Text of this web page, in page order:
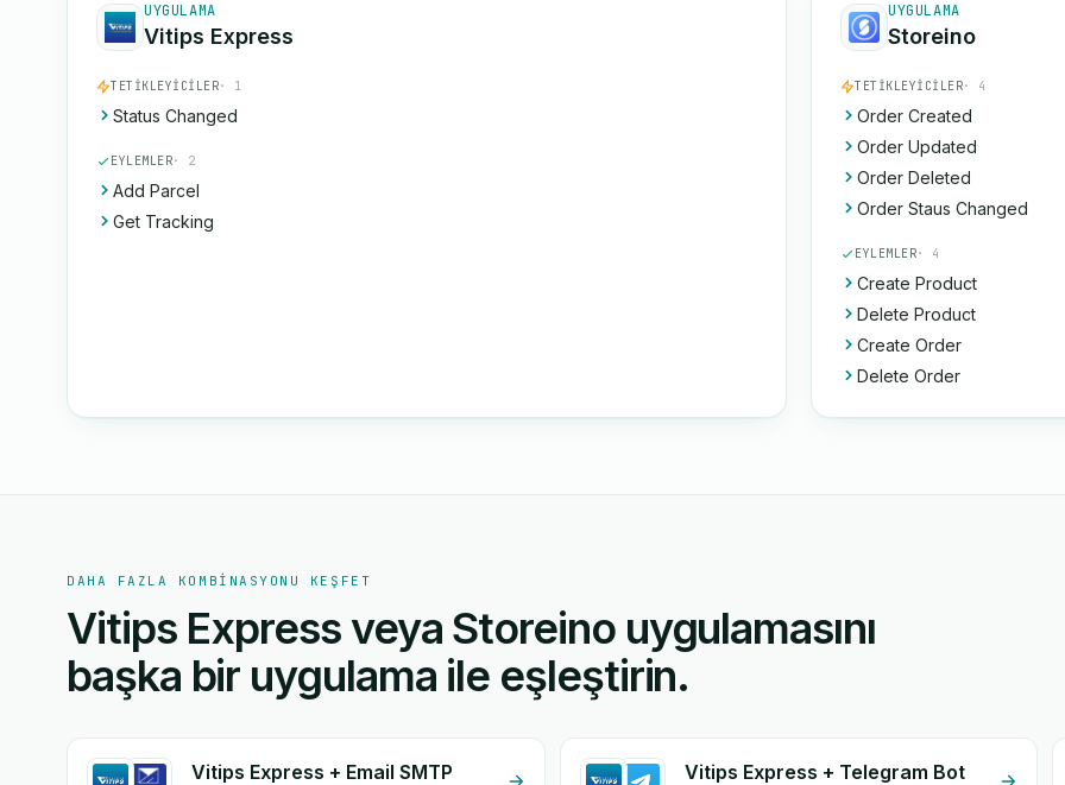
UYGULAMA
Vitips Express
TETIKLEYICILER· 1
Status Changed
EYLEMLER· 2
Add Parcel
Get Tracking
UYGULAMA
Storeino
TETIKLEYICILER· 4
Order Created
Order Updated
Order Deleted
Order Staus Changed
EYLEMLER· 4
Create Product
Delete Product
Create Order
Delete Order
DAHA FAZLA KOMBINASYONU KEŞFET
Vitips Express veya Storeino uygulamasını
başka bir uygulama ile eşleştirin.
Vitips Express + Email SMTP Vitips Express + Telegram Bot